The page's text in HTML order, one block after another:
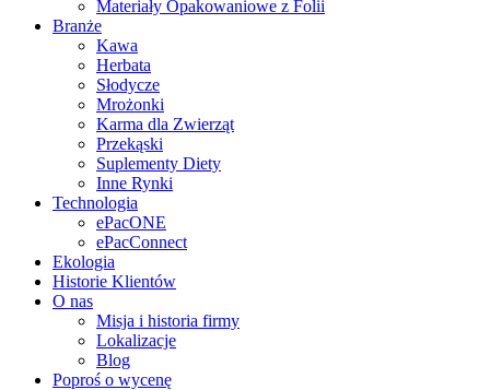
Materiały Opakowaniowe z Folii
Branże
Kawa
Herbata
Słodycze
Mrożonki
Karma dla Zwierząt
Przekąski
Suplementy Diety
Inne Rynki
Technologia
ePacONE
ePacConnect
Ekologia
Historie Klientów
O nas
Misja i historia firmy
Lokalizacje
Blog
Poproś o wycenę